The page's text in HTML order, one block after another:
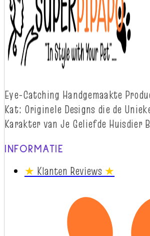
Eye-Catching Handgemaakte
Kat: Originele Designs die de
Karakter van Je Geliefde Huisdier
INFORMATIE
★ Klanten Reviews ★